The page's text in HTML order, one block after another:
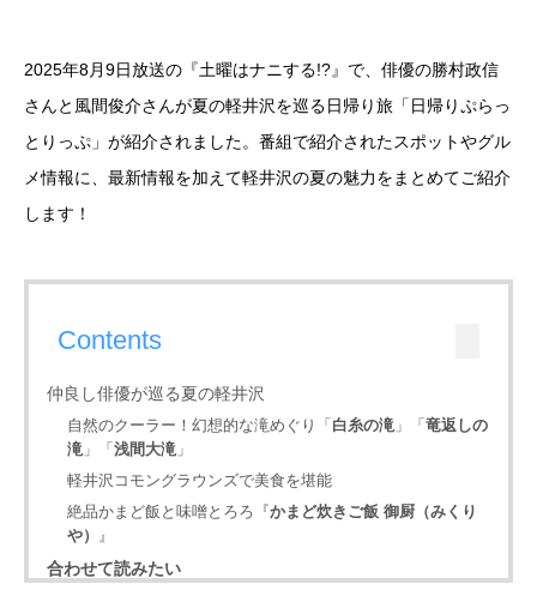
2025年8月9日放送の『土曜はナニする!?』で、俳優の勝村政信
さんと風間俊介さんが夏の軽井沢を巡る日帰り旅「日帰りぷらっ
とりっぷ」が紹介されました。番組で紹介されたスポットやグル
メ情報に、最新情報を加えて軽井沢の夏の魅力をまとめてご紹介
します！
Contents
仲良し俳優が巡る夏の軽井沢
自然のクーラー！幻想的な滝めぐり「 白糸の滝」「竜返しの
滝」「浅間大滝」
軽井沢コモングラウンズで美食を堪能
絶品かまど飯と味噌とろろ『かまど炊きご飯 御厨（みくり
や）
』
合わせて読みたい